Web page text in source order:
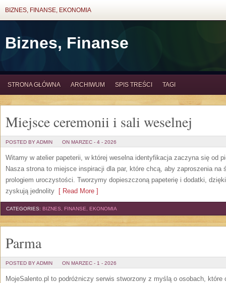
BIZNES, FINANSE, EKONOMIA
Biznes, Finanse
STRONA GŁÓWNA ARCHIWUM SPIS TREŚCI TAGI
Miejsce ceremonii i sali weselnej
POSTED BY ADMIN ON MARZEC - 4 - 2026
Witamy w atelier papeterii, w której weselna identyfikacja zaczyna się od
Nasza strona to miejsce inspiracji dla par, które chcą, aby zaproszenia na
prologiem uroczystości. Tworzymy dopieszczoną papeterię i dodatki,
zyskują jednolity [ Read More ]
CATEGORIES: BIZNES, FINANSE, EKONOMIA
Parma
POSTED BY ADMIN ON MARZEC - 1 - 2026
MojeSalento.pl to podróżniczy serwis stworzony z myślą o osobach, które